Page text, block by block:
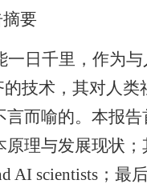
要
一日千里，作为
的技术，其对人类
言而喻的。本报
原理与发展现状
AI scientists ；最